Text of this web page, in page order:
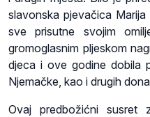
slavonska pjevačica
sve prisutne svojim
gromoglasnim pljeskom
djeca i ove godine dobila
Njemačke, kao i drugih
Ovaj predbožićni